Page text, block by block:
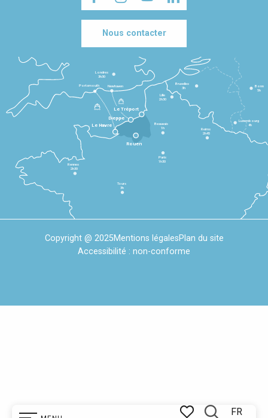
FR
Nous contacter
Le Havre
Dieppe
Le Tréport
Rennes
2h30
Tours
3h
Paris
1h30
Beauvais
1h
Reims
2h45
Lille
2h30
Bruxelles
3h
Londres
3h30
Newhaven
Portsmouth
Bonn
5h
Luxembourg
4h
Rouen
Copyright @ 2025Mentions légalesPlan du site
Accessibilité : non-conforme